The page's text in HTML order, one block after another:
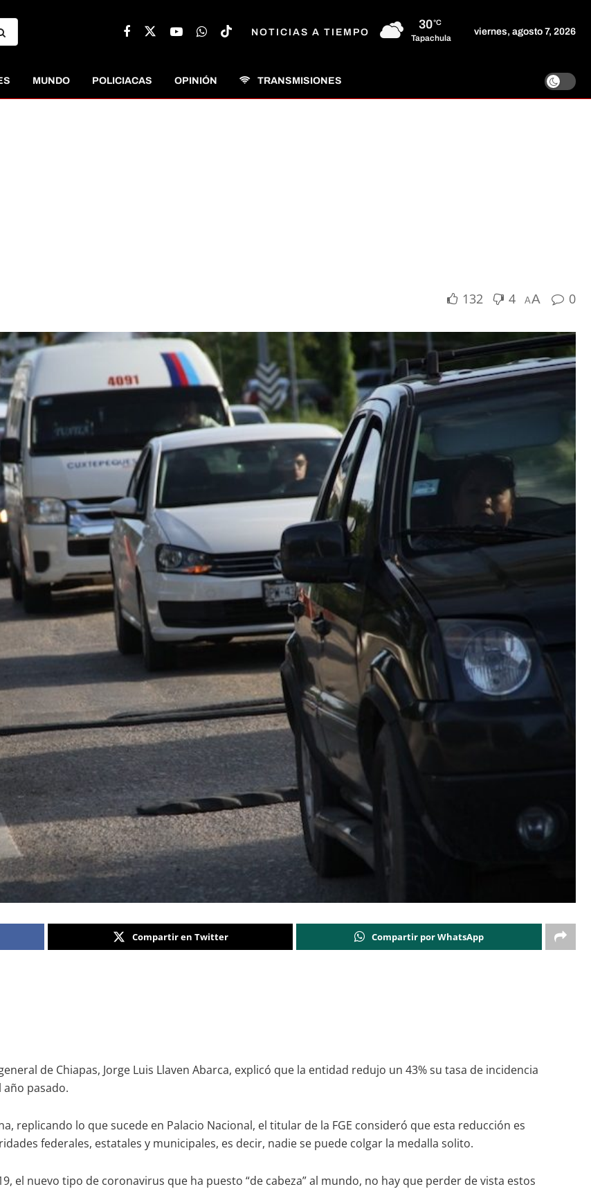
NOTICIAS A TIEMPO
30°C
Tapachula
viernes, agosto 7, 2026
MUNDO POLICIACAS OPINIÓN TRANSMISIONES
132 4 AA 0
Compartir en Twitter Compartir por WhatsApp
de Chiapas, Jorge Luis Llaven Abarca, explicó que la entidad redujo un 43% su tasa de incidencia
pasado.
replicando lo que sucede en Palacio Nacional, el titular de la FGE consideró que esta reducción es
federales, estatales y municipales, es decir, nadie se puede colgar la medalla solito.
el nuevo tipo de coronavirus que ha puesto “de cabeza” al mundo, no hay que perder de vista estos